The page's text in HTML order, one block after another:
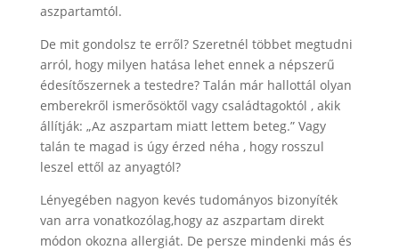
aszpartamtól.
De mit gondolsz te erről? Szeretnél többet megtudni
arról, hogy milyen hatása lehet ennek a népszerű
édesítőszernek a testedre? Talán már hallottál olyan
emberekről ismerősöktől vagy családtagoktól , akik
állítják: „Az aszpartam miatt lettem beteg.” Vagy
talán te magad is úgy érzed néha , hogy rosszul
leszel ettől az anyagtól?
Lényegében nagyon kevés tudományos bizonyíték
van arra vonatkozólag,hogy az aszpartam direkt
módon okozna allergiát. De persze mindenki más és